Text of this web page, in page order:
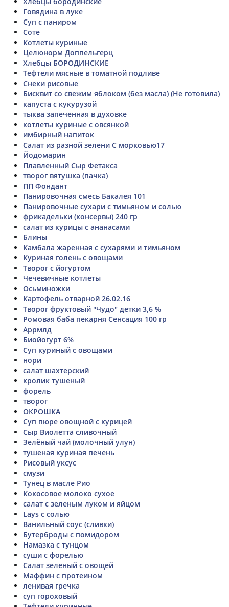
Говядина в луке
Суп с паниром
Соте
Котлеты куриные
Целюнорм Доппельгерц
Хлебцы БОРОДИНСКИЕ
Тефтели мясные в томатной подливе
Снеки рисовые
Бисквит со свежим яблоком (без масла) (Не готовила)
капуста с кукурузой
тыква запеченная в духовке
котлеты куриные с овсянкой
имбирный напиток
Салат из разной зелени С морковью17
Йодомарин
Плавленный Сыр Фетакса
творог вятушка (пачка)
ПП Фондант
Панировочная смесь Бакалея 101
Панировочные сухари с тимьяном и солью
фрикадельки (консервы) 240 гр
салат из курицы с ананасами
Блины
Камбала жаренная с сухарями и тимьяном
Куриная голень с овощами
Творог с йогуртом
Чечевичные котлеты
Осьминожки
Картофель отварной 26.02.16
Творог фруктовый "Чудо" детки 3,6 %
Ромовая баба пекарня Сенсация 100 гр
Аррмлд
Биойогурт 6%
Суп куриный с овощами
нори
салат шахтерский
кролик тушеный
форель
творог
ОКРОШКА
Суп пюре овощной с курицей
Сыр Виолетта сливочный
Зелёный чай (молочный улун)
тушеная куриная печень
Рисовый уксус
смузи
Тунец в масле Рио
Кокосовое молоко сухое
салат с зеленым луком и яйцом
Lays с солью
Ванильный соус (сливки)
Бутерброды с помидором
Намазка с тунцом
суши с форелью
Салат зеленый с овощей
Маффин с протеином
ленивая гречка
суп гороховый